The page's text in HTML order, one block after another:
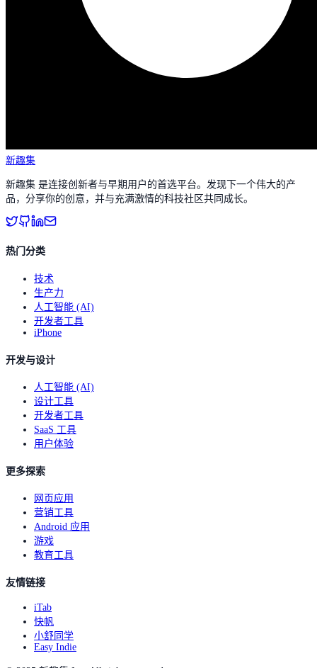
新趣集
新趣集 是连接创新者与早期用户的首选平台。发现下一个伟大的产
品，分享你的创意，并与充满激情的科技社区共同成长。
热门分类
技术
生产力
人工智能 (AI)
开发者工具
iPhone
开发与设计
人工智能 (AI)
设计工具
开发者工具
SaaS 工具
用户体验
更多探索
网页应用
营销工具
Android 应用
游戏
教育工具
友情链接
iTab
快帆
小舒同学
Easy Indie